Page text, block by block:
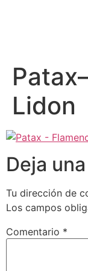
Lidon
Deja
Tu dirección de
Los campos
Comentario *